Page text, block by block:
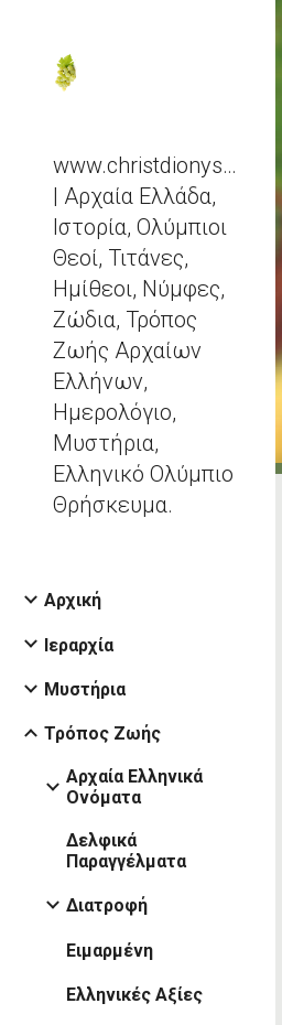
www.christdionysos.com
| Αρχαία Ελλάδα,
Ιστορία, Ολύμπιοι
Θεοί, Τιτάνες,
Ημίθεοι, Νύμφες,
Ζώδια, Τρόπος
Ζωής Αρχαίων
Ελλήνων,
Ημερολόγιο,
Μυστήρια,
Ελληνικό Ολύμπιο
Θρήσκευμα.
Αρχική
Ιεραρχία
Μυστήρια
Τρόπος Ζωής
Αρχαία Ελληνικά
Ονόματα
Δελφικά
Παραγγέλματα
Διατροφή
Ειμαρμένη
Ελληνικές Αξίες